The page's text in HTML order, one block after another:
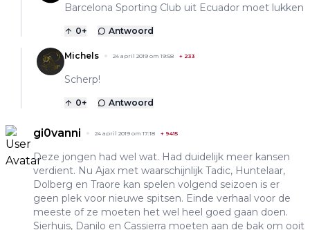
Barcelona Sporting Club uit Ecuador moet lukken
0+ Antwoord
Michels 24 april 2019 om 19:58 + 233
Scherp!
0+ Antwoord
gi0vanni 24 april 2019 om 17:18 + 9415
Deze jongen had wel wat. Had duidelijk meer kansen
verdient. Nu Ajax met waarschijnlijk Tadic, Huntelaar,
Dolberg en Traore kan spelen volgend seizoen is er
geen plek voor nieuwe spitsen. Einde verhaal voor de
meeste of ze moeten het wel heel goed gaan doen.
Sierhuis, Danilo en Cassierra moeten aan de bak om ooit